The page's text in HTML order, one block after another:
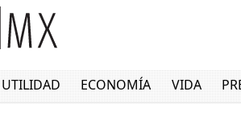
UTILIDAD ECONOMÍA VIDA